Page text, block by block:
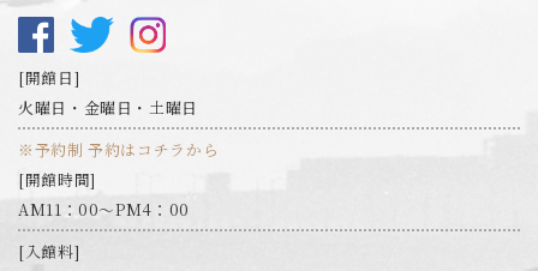
開館日
火曜日・金曜日・土曜日
※予約制 予約はコチラから
開館時間
AM11：00～PM4：00
入館料